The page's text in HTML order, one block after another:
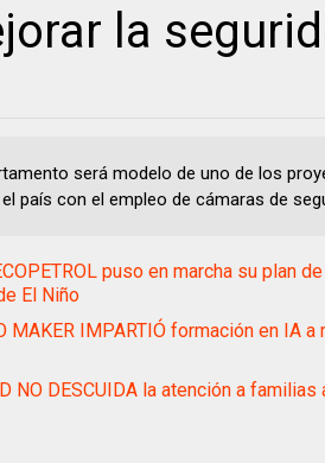
la
será modelo de uno de los
país con el empleo de cámaras de
puso en marcha su plan
El Niño
MAKER IMPARTIÓ formación en IA
NO DESCUIDA la atención a